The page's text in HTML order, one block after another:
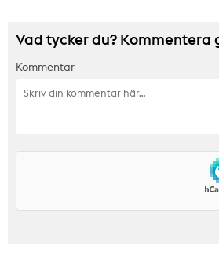
Vad tycker du? Kommentera
Kommentar